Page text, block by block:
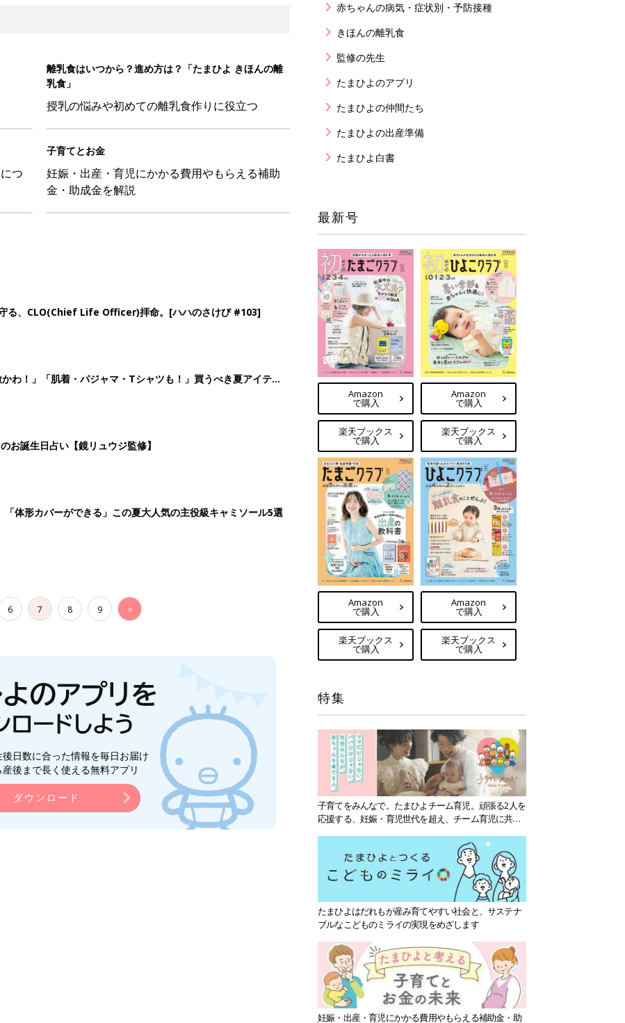
離乳食はいつから？進め方は？「たまひよ きほんの離
乳食」
授乳の悩みや初めての離乳食作りに役立つ
つ
子育てとお金
妊娠・出産・育児にかかる費用やもらえる補助
金・助成金を解説
る、CLO(Chief Life Officer)拝命。[ハハのさけび #103]
わ！」「肌着・パジャマ・Tシャツも！」買うべき夏アイテム
誕生日占い【鏡リュウジ監修】
体形カバーができる」この夏大人気の主役級キャミソール5選
6 7 8 9 >
日数に合った情報を毎日お届け
後まで長く使える無料アプリ
ダウンロード
赤ちゃんの病気・症状別・予防接種
きほんの離乳食
監修の先生
たまひよのアプリ
たまひよの仲間たち
たまひよの出産準備
たまひよ白書
最新号
Amazon
で購入
楽天ブックス
で購入
Amazon
で購入
楽天ブックス
で購入
Amazon
で購入
楽天ブックス
で購入
Amazon
で購入
楽天ブックス
で購入
特集
子育てをみんなで。たまひよチーム育児。頑張る2人を
応援する、妊娠・育児世代を超え、チーム育児に共感
たまひよはだれもが産み育てやすい社会と、サステナ
ブルなこどものミライの実現をめざします
妊娠・出産・育児にかかる費用やもらえる補助金・助